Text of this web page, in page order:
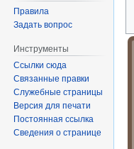
Правила
Задать вопрос
Инструменты
Ссылки сюда
Связанные правки
Служебные страницы
Версия для печати
Постоянная ссылка
Сведения о странице